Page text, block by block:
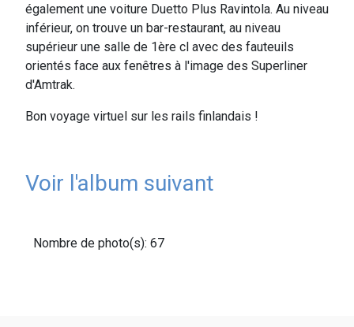
également une voiture Duetto Plus Ravintola. Au niveau
inférieur, on trouve un bar-restaurant, au niveau
supérieur une salle de 1ère cl avec des fauteuils
orientés face aux fenêtres à l'image des Superliner
d'Amtrak.
Bon voyage virtuel sur les rails finlandais !
Voir l'album suivant
Nombre de photo(s): 67